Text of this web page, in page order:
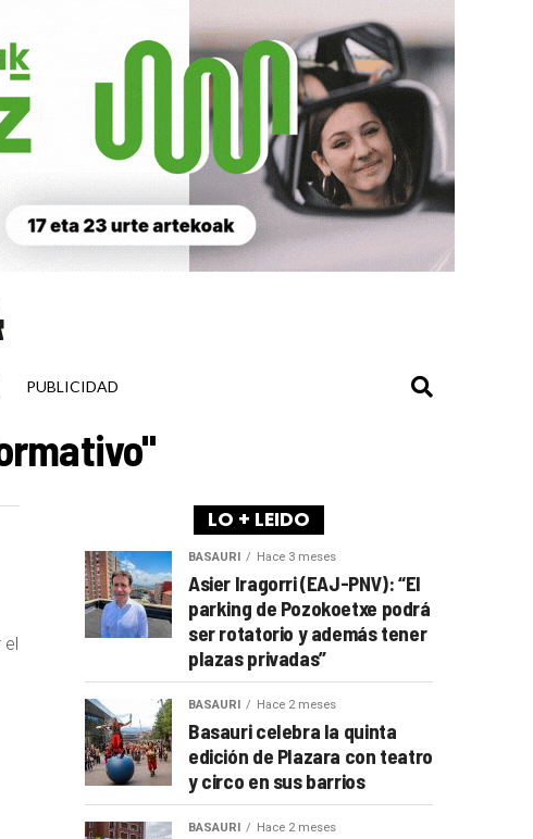
PUBLICIDAD
el
LO + LEIDO
BASAURI Hace 3 meses
Asier Iragorri (EAJ-PNV): “El
parking de Pozokoetxe podrá
ser rotatorio y además tener
plazas privadas”
BASAURI Hace 2 meses
Basauri celebra la quinta
edición de Plazara con teatro
y circo en sus barrios
BASAURI Hace 2 meses